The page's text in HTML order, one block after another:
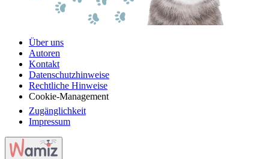
Über uns
Autoren
Kontakt
Datenschutzhinweise
Rechtliche Hinweise
Cookie-Management
Zugänglichkeit
Impressum